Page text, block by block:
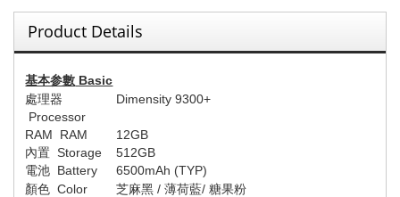
Product Details
基本参數 Basic
處理器
Processor
Dimensity 9300+
RAM RAM 1 2GB
內置 Storage 512GB
電池 Battery 6500mAh (TYP)
顏色 Color 芝麻黑 /薄荷藍/糖果粉